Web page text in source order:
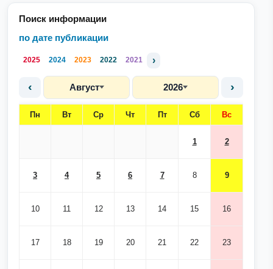
Поиск информации
по дате публикации
2025 2024 2023 2022 2021 ›
‹ Август 2026 ›
Пн Вт Ср Чт Пт Сб Вс
1 2
3 4 5 6 7 8 9
10 11 12 13 14 15 16
17 18 19 20 21 22 23